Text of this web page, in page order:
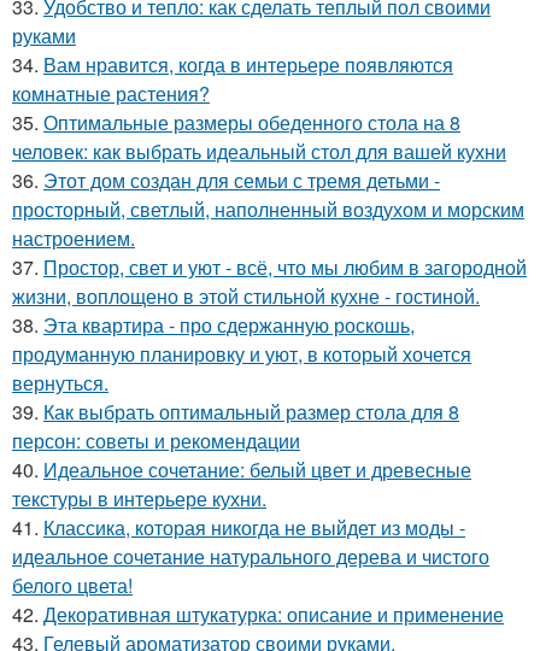
33. Удобство и тепло: как сделать теплый пол своими
руками
34. Вам нравится, когда в интерьере появляются
комнатные растения?
35. Оптимальные размеры обеденного стола на 8
человек: как выбрать идеальный стол для вашей кухни
36. Этот дом создан для семьи с тремя детьми -
просторный, светлый, наполненный воздухом и морским
настроением.
37. Простор, свет и уют - всё, что мы любим в загородной
жизни, воплощено в этой стильной кухне - гостиной.
38. Эта квартира - про сдержанную роскошь,
продуманную планировку и уют, в который хочется
вернуться.
39. Как выбрать оптимальный размер стола для 8
персон: советы и рекомендации
40. Идеальное сочетание: белый цвет и древесные
текстуры в интерьере кухни.
41. Классика, которая никогда не выйдет из моды -
идеальное сочетание натурального дерева и чистого
белого цвета!
42. Декоративная штукатурка: описание и применение
43. Гелевый ароматизатор своими руками.